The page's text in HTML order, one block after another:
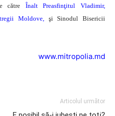
către Înalt Preasfinţitul Vladimir,
Moldove,
şi Sinodul Bisericii
www.mitropolia.md
Articolul următor